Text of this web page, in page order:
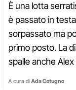
È una lotta
è passato in
sorpassato ma
primo posto. La
spalle anche
A cura di Ada Cotugno